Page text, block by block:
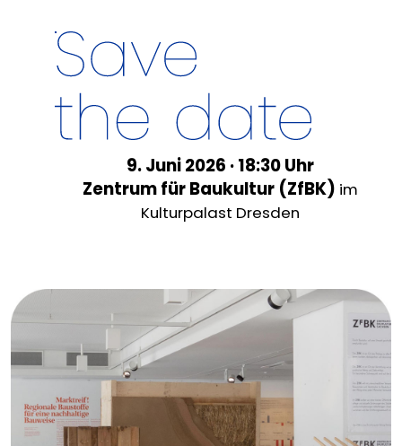
9. Juni 2026 · 18:30 Uhr
Zentrum für Baukultur (ZfBK) im
Kulturpalast Dresden